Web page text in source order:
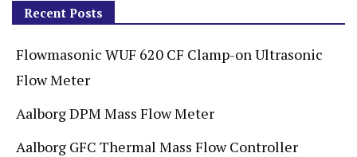
Recent Posts
Flowmasonic WUF 620 CF Clamp-on Ultrasonic
Flow Meter
Aalborg DPM Mass Flow Meter
Aalborg GFC Thermal Mass Flow Controller